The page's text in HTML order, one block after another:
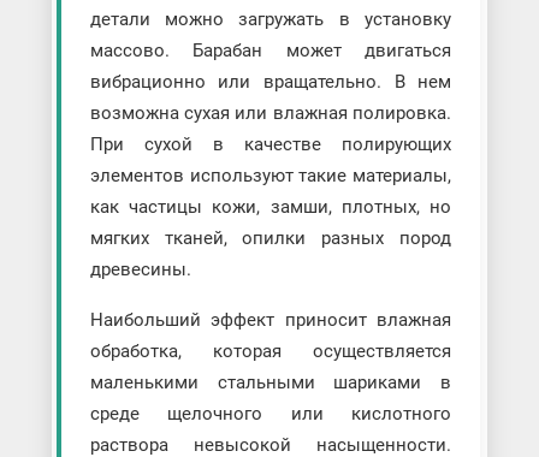
детали можно загружать в установку
массово. Барабан может двигаться
вибрационно или вращательно. В нем
возможна сухая или влажная полировка.
При сухой в качестве полирующих
элементов используют такие материалы,
как частицы кожи, замши, плотных, но
мягких тканей, опилки разных пород
древесины.
Наибольший эффект приносит влажная
обработка, которая осуществляется
маленькими стальными шариками в
среде щелочного или кислотного
раствора невысокой насыщенности.